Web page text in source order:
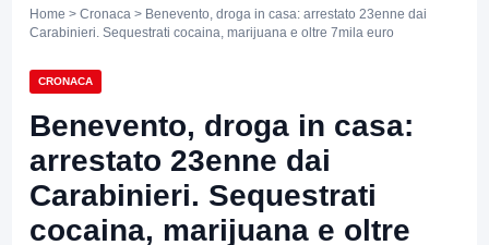
Home > Cronaca > Benevento, droga in casa: arrestato 23enne dai
Carabinieri. Sequestrati cocaina, marijuana e oltre 7mila euro
CRONACA
Benevento, droga in casa:
arrestato 23enne dai
Carabinieri. Sequestrati
cocaina, marijuana e oltre